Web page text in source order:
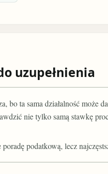
uzupełnienia
bo ta sama działalność
nie tylko samą stawkę
podatkową, lecz